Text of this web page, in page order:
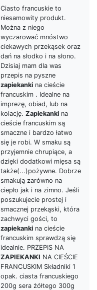
Ciasto francuskie to
niesamowity produkt.
Można z niego
wyczarować mnóstwo
ciekawych przekąsek oraz
dań na słodko i na słono.
Dzisiaj mam dla was
przepis na pyszne
zapiekanki na cieście
francuskim . Idealne na
imprezę, obiad, lub na
kolację. Zapiekanki na
cieście francuskim są
smaczne i bardzo łatwo
się je robi. W smaku są
przyjemnie chrupiące, a
dzięki dodatkowi mięsa są
także(...)pożywne. Dobrze
smakują zarówno na
ciepło jak i na zimno. Jeśli
poszukujecie prostej i
smacznej przekąski, która
zachwyci gości, to
zapiekanki na cieście
francuskim sprawdzą się
idealnie. PRZEPIS NA
ZAPIEKANKI NA CIEŚCIE
FRANCUSKIM Składniki 1
opak. ciasta francuskiego
200g sera żółtego 300g